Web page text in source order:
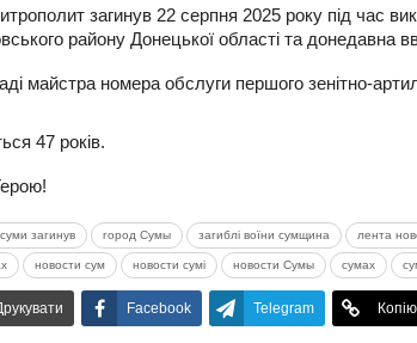
загинув 22 серпня 2025 року під час
району Донецької області та донедавна
майстра номера обслуги першого зенітно-
47 років.
загинув город Сумы загиблі воїни сумщина лента
новости сум новости сумі новости Сумы сумах
Facebook Telegram